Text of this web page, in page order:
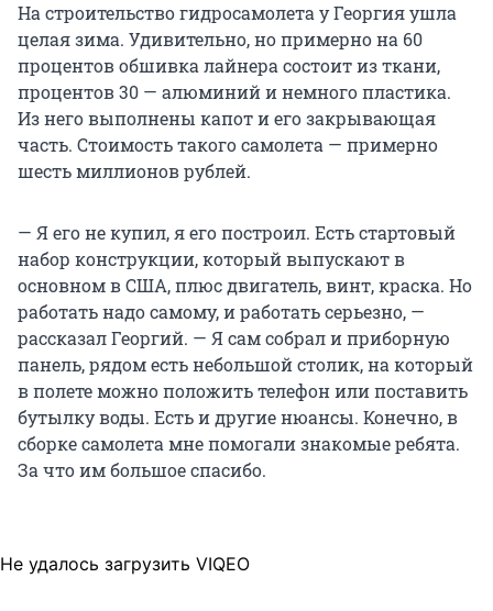
На строительство гидросамолета у Георгия ушла
целая зима. Удивительно, но примерно на 60
процентов обшивка лайнера состоит из ткани,
процентов 30 — алюминий и немного пластика.
Из него выполнены капот и его закрывающая
часть. Стоимость такого самолета — примерно
шесть миллионов рублей.
— Я его не купил, я его построил. Есть стартовый
набор конструкции, который выпускают в
основном в США, плюс двигатель, винт, краска. Но
работать надо самому, и работать серьезно, —
рассказал Георгий. — Я сам собрал и приборную
панель, рядом есть небольшой столик, на который
в полете можно положить телефон или поставить
бутылку воды. Есть и другие нюансы. Конечно, в
сборке самолета мне помогали знакомые ребята.
За что им большое спасибо.
Не удалось загрузить VIQEO